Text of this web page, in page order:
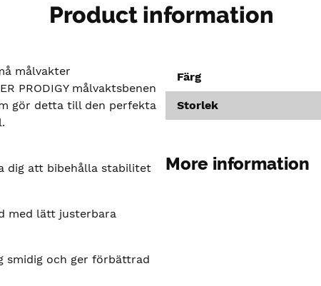
Product information
målvakter
PRODIGY målvaktsbenen
gör detta till den perfekta
dig att bibehålla stabilitet
med lätt justerbara
smidig och ger förbättrad
Färg
Storlek
More information